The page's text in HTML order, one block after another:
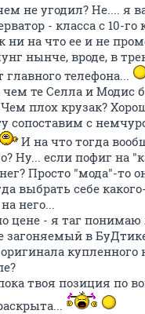
не угодил? Не.... я
- класса с 10-го
ни на что ее и не
нынче, вроде, в
телефона...
чем те Селла и Модис
плох крузак?
сопоставим с
И на что тогда
Ну... если пофиг на
Просто "мода"-то
выбрать себе
него...
цене - я таг понимаю
загоняемый в
купленного
твоя позиция по